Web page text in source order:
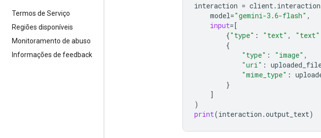
Termos de Serviço
Regiões disponíveis
Monitoramento de abuso
Informações de feedback
interaction = client.
model="gemini-3.6-flash" ,
input=[
{"type" : "text" , "text"
{
"type" : "image" ,
"uri" :
"mime_type" :
}
]
)
print(interaction .output_text)